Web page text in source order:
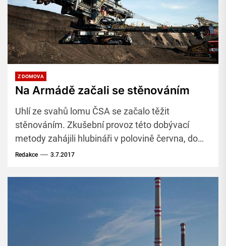
Z DOMOVA
Na Armádě začali se stěnováním
Uhlí ze svahů lomu ČSA se začalo těžit
stěnováním. Zkušební provoz této dobývací
metody zahájili hlubináři v polovině června, do
konce měsíce už by se mělo těžit v ostrém
Redakce 3.7.2017